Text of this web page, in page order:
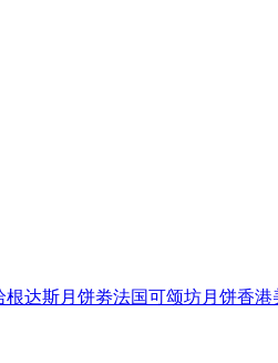
根达斯月饼劵法国可颂坊月饼香港